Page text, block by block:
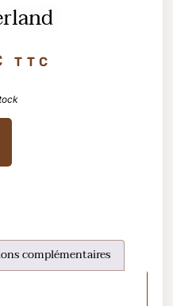
TTC
complémentaires